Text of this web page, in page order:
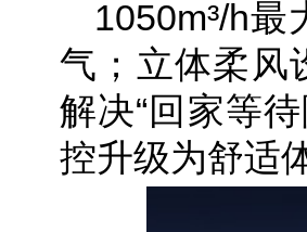
1050m³/h
气；立体柔风
解决“回家等
控升级为舒适